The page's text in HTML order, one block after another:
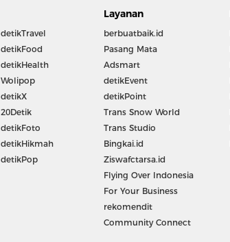
detikTravel
detikFood
detikHealth
Wolipop
detikX
20Detik
detikFoto
detikHikmah
detikPop
Layanan
berbuatbaik.id
Pasang Mata
Adsmart
detikEvent
detikPoint
Trans Snow World
Trans Studio
Bingkai.id
Ziswafctarsa.id
Flying Over Indonesia
For Your Business
rekomendit
Community Connect